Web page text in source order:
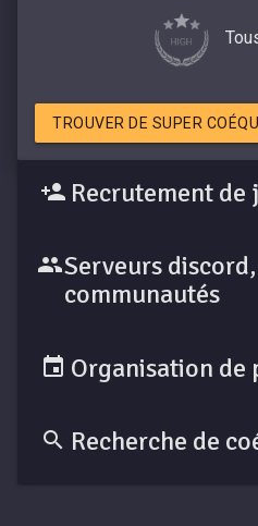
TROUVER DE SUPER
Recrutement de
Serveurs
communautés
Organisation de
Recherche de